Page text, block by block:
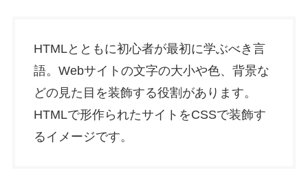
HTMLとともに初心者が最初に学ぶべき言
語。Webサイトの文字の大小や色、背景な
どの見た目を装飾する役割があります。
HTMLで形作られたサイトをCSSで装飾す
るイメージです。